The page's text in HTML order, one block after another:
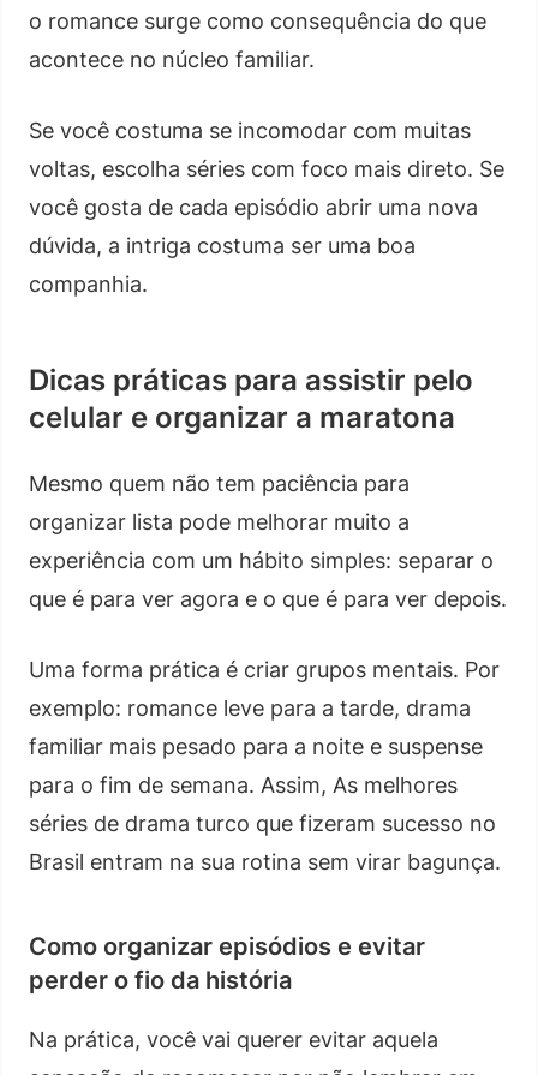
o romance surge como consequência do que
acontece no núcleo familiar.
Se você costuma se incomodar com muitas
voltas, escolha séries com foco mais direto. Se
você gosta de cada episódio abrir uma nova
dúvida, a intriga costuma ser uma boa
companhia.
Dicas práticas para assistir pelo
celular e organizar a maratona
Mesmo quem não tem paciência para
organizar lista pode melhorar muito a
experiência com um hábito simples: separar o
que é para ver agora e o que é para ver depois.
Uma forma prática é criar grupos mentais. Por
exemplo: romance leve para a tarde, drama
familiar mais pesado para a noite e suspense
para o fim de semana. Assim, As melhores
séries de drama turco que fizeram sucesso no
Brasil entram na sua rotina sem virar bagunça.
Como organizar episódios e evitar
perder o fio da história
Na prática, você vai querer evitar aquela